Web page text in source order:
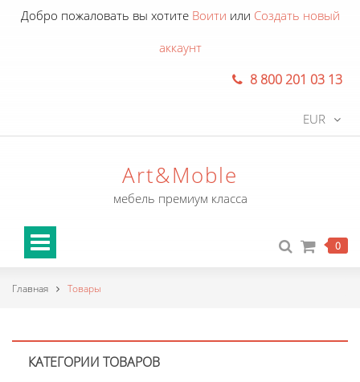
Добро пожаловать вы хотите Воити или Создать новый
аккаунт
8 800 201 03 13
EUR
Art&Moble
мебель премиум класса
0
Главная Товары
КАТЕГОРИИ ТОВАРОВ